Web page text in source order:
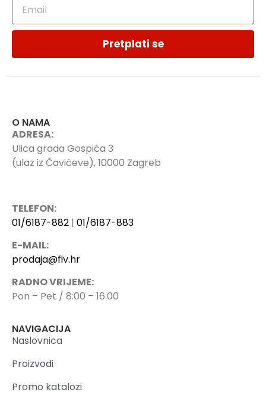
Pretplati se
O NAMA
ADRESA:
Ulica grada Gospića 3
(ulaz iz Čavićeve), 10000 Zagreb
TELEFON:
01/6187-882 | 01/6187-883
E-MAIL:
prodaja@fiv.hr
RADNO VRIJEME:
Pon – Pet / 8:00 – 16:00
NAVIGACIJA
Naslovnica
Proizvodi
Promo katalozi